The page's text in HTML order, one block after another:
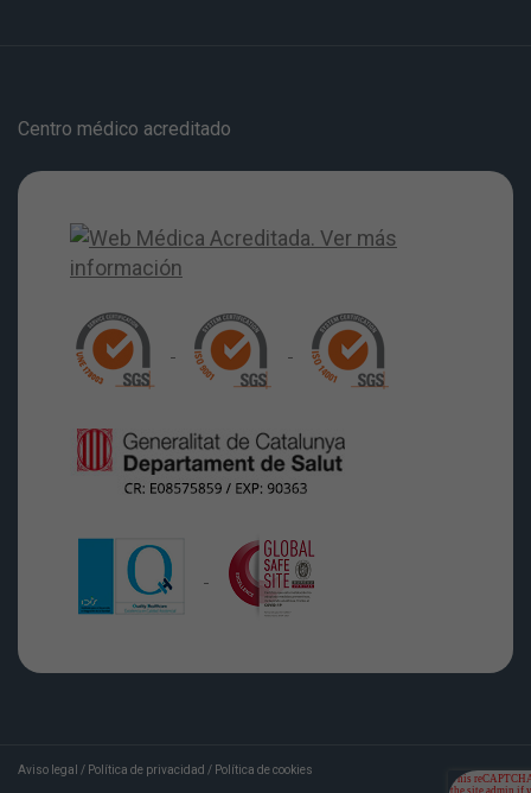
Centro médico acreditado
Aviso legal / Política de privacidad / Política de cookies